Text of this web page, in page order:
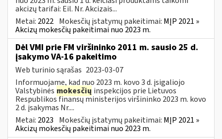
akcizų tarifai: Eil. Nr. Akcizais...
Metai: 2022 Mokesčių įstatymų pakeitimai: MĮP 2021 »
Akcizų mokesčių pakeitimai nuo 2023 m.
Dėl VMI prie FM viršininko 2011 m. sausio 25 d.
įsakymo VA-16 pakeitimo
Web turinio sąrašas 2023-03-07
Informuojame, kad nuo 2023 m. kovo 3 d. įsigaliojo
Valstybinės mokesčių inspekcijos prie Lietuvos
Respublikos finansų ministerijos viršininko 2023 m. kovo
2 d. įsakymas Nr....
Metai: 2023 Mokesčių įstatymų pakeitimai: MĮP 2021 »
Akcizų mokesčių pakeitimai nuo 2023 m.